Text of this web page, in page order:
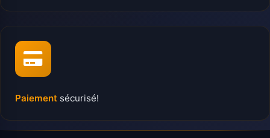
Paiement sécurisé!